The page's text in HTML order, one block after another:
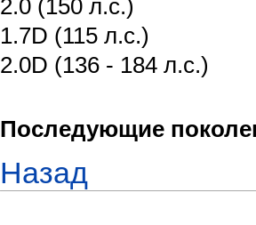
2.0 (150 л.с.)
1.7D (115 л.с.)
2.0D (136 - 184 л.с.)
Последующие
Назад